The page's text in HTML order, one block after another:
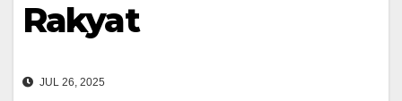
Rakyat
JUL 26, 2025